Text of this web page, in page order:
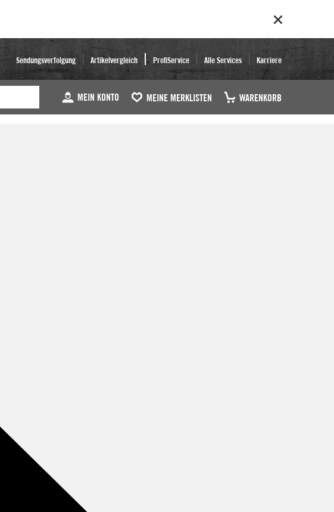
Sendungsverfolgung Artikelvergleich ProfiService Alle Services Karriere
MEIN KONTO MEINE MERKLISTEN WARENKORB